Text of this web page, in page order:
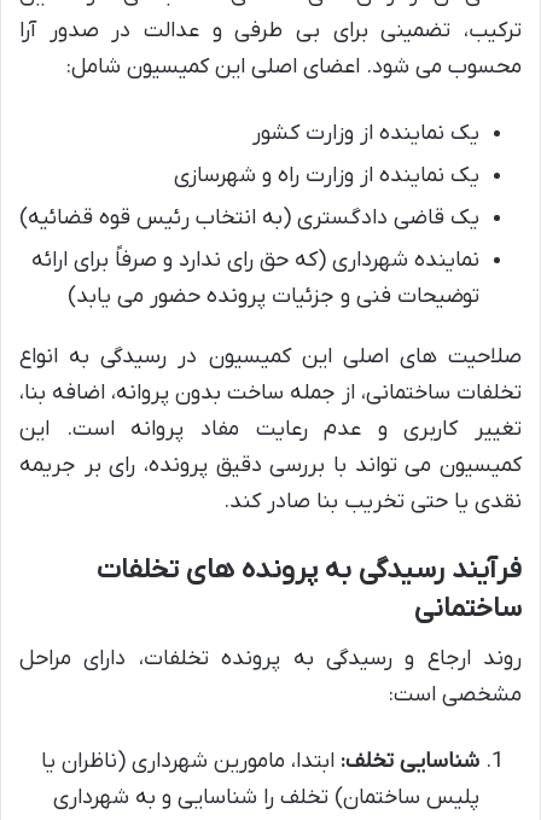
ترکیب، تضمینی برای بی طرفی و عدالت در صدور آرا
محسوب می شود. اعضای اصلی این کمیسیون شامل:
یک نماینده از وزارت کشور
یک نماینده از وزارت راه و شهرسازی
یک قاضی دادگستری (به انتخاب رئیس قوه قضائیه)
نماینده شهرداری (که حق رای ندارد و صرفاً برای ارائه
توضیحات فنی و جزئیات پرونده حضور می یابد)
صلاحیت های اصلی این کمیسیون در رسیدگی به انواع
تخلفات ساختمانی، از جمله ساخت بدون پروانه، اضافه بنا،
تغییر کاربری و عدم رعایت مفاد پروانه است. این
کمیسیون می تواند با بررسی دقیق پرونده، رای بر جریمه
نقدی یا حتی تخریب بنا صادر کند.
فرآیند رسیدگی به پرونده های تخلفات
ساختمانی
روند ارجاع و رسیدگی به پرونده تخلفات، دارای مراحل
مشخصی است:
شناسایی تخلف: ابتدا، مامورین شهرداری (ناظران یا
پلیس ساختمان) تخلف را شناسایی و به شهرداری